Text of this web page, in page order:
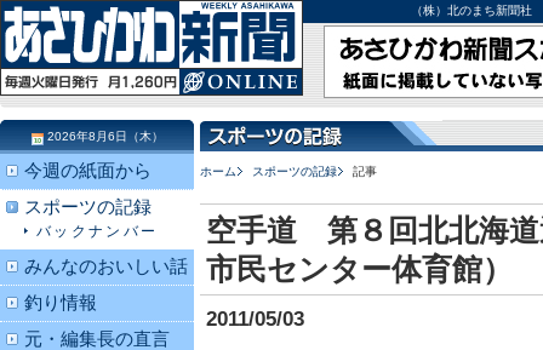
（株）北のまち新聞
ホーム スポーツの記録 記事
空手道 第８回北北海道
市民センター体育館）
2011/05/03
2026年8月6日（木）
今週の紙面から
スポーツの記録
バックナンバー
みんなのおいしい話
釣り情報
元・編集長の直言